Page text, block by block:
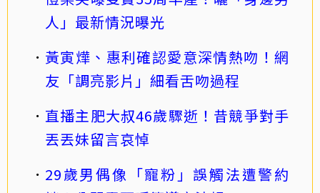
人」最新情況曝光
黃寅燁、惠利確認愛意深情熱吻！網
友「調亮影片」細看舌吻過程
直播主肥大叔46歲驟逝！昔競爭對手
丟丟妹留言哀悼
29歲男偶像「寵粉」誤觸法遭警約